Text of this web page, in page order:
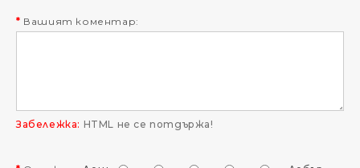
Вашият коментар:
Забележка: HTML не се потдържа!